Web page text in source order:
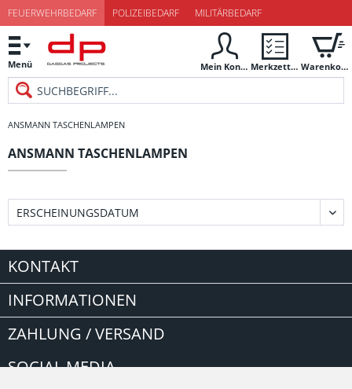
FEUERWEHRBEDARF POLIZEIBEDARF MILITÄRBEDARF
Menü Mein Konto Merkzettel Warenkorb
ANSMANN TASCHENLAMPEN
ANSMANN TASCHENLAMPEN
KONTAKT
INFORMATIONEN
ZAHLUNG / VERSAND
SOCIAL MEDIA